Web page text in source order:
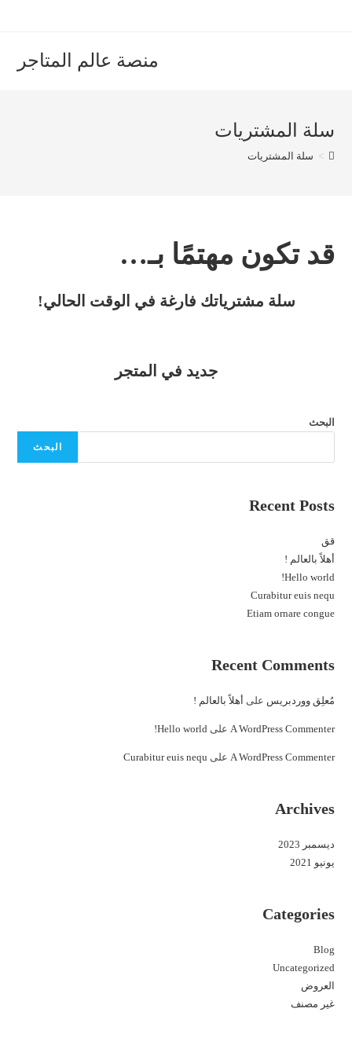
منصة عالم المتاجر
سلة المشتريات
> سلة المشتريات
قد تكون مهتمًا بـ…
سلة مشترياتك فارغة في الوقت الحالي!
جديد في المتجر
البحث
البحث
Recent Posts
قق
أهلاً بالعالم !
Hello world!
Curabitur euis nequ
Etiam ornare congue
Recent Comments
مُعلِق ووردبريس على أهلاً بالعالم !
A WordPress Commenterعلى Hello world!
A WordPress Commenterعلى Curabitur euis nequ
Archives
ديسمبر 2023
يونيو 2021
Categories
Blog
Uncategorized
العروض
غير مصنف